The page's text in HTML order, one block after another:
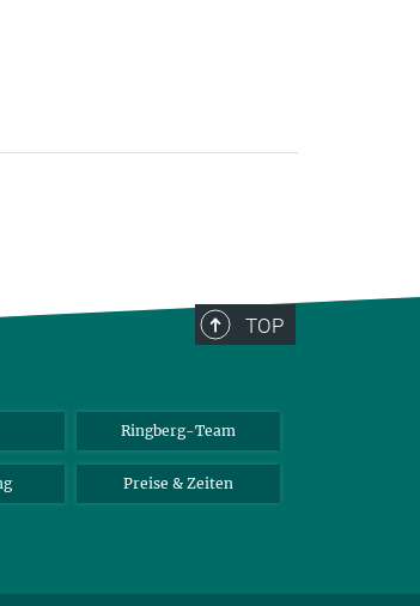
TOP
Ringberg-Team
Preise & Zeiten